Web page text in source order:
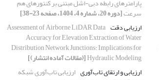
پارامترهای رابطه دبی-اشل مبتنی بر کنتورهای هم
سرعت[دوره 20، شماره 4، 1404، صفحه 23-38]
ارزیابی دقت Assessment of Airborne LiDAR Data
Accuracy for Elevation Extraction of Water
Distribution Network Junctions: Implications for
Hydraulic Modeling[(مقالات آماده انتشار)]
ارزیابی و ارتقای تاب‌آوری ارزیابی تاب‌آوری شبکه